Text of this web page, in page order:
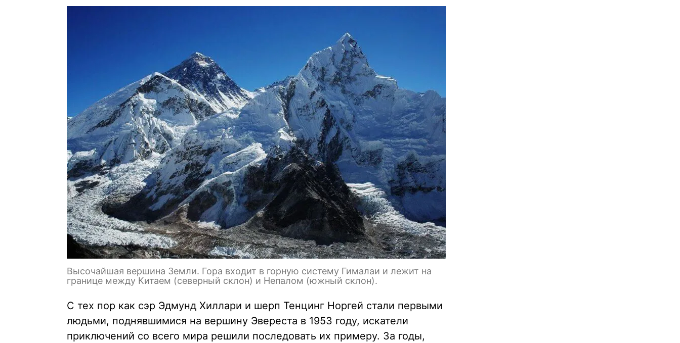
Высочайшая вершина Земли. Гора входит в горную систему Гималаи и лежит на
границе между Китаем (северный склон) и Непалом (южный склон).
С тех пор как сэр Эдмунд Хиллари и шерп Тенцинг Норгей стали первыми
людьми, поднявшимися на вершину Эвереста в 1953 году, искатели
приключений со всего мира решили последовать их примеру. За годы,